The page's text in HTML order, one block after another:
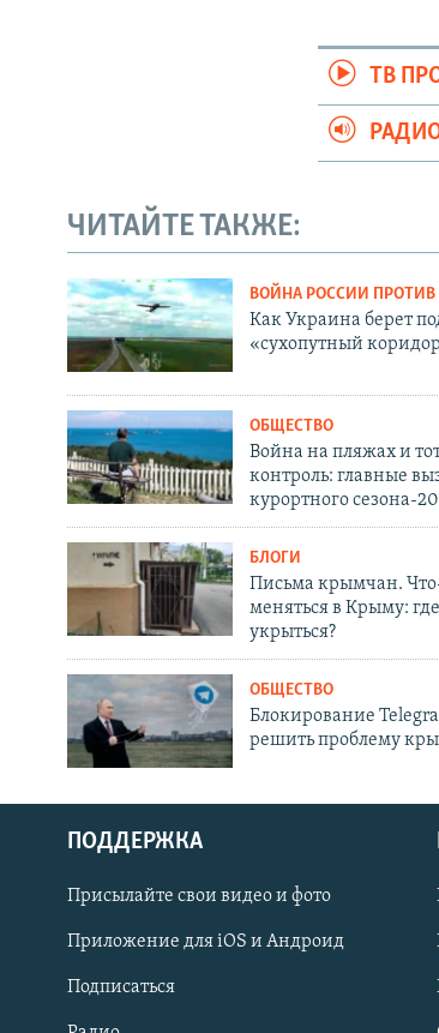
Українською
Qırımtatar
ПРИСОЕДИНЯЙТЕСЬ!
ТВ
ЧИТАЙТЕ ТАКЖЕ:
ВОЙНА РОССИИ
Как Украина берет
«сухопутный
ОБЩЕСТВО
Война на пляжах и
контроль: главные
курортного сезона-
БЛОГИ
Письма крымчан. Что-
меняться в Крыму:
укрыться?
ОБЩЕСТВО
Блокирование
решить проблему
ПОДДЕРЖКА
Присылайте свои видео и фото
Приложение для iOS и Андроид
Подписаться